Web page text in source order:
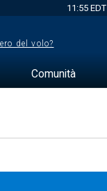
11:55 EDT
del volo?
Comunità